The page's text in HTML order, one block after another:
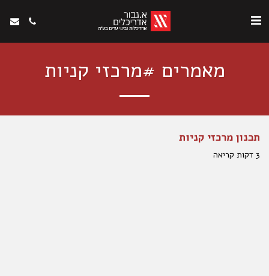
מאמרים #מרכזי קניות
תכנון מרכזי קניות
3 דקות קריאה